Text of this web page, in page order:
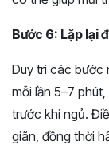
Bước 6: Lặp lại
Duy trì các bước
mỗi lần 5–7
trước khi ngủ.
giãn, đồng thời